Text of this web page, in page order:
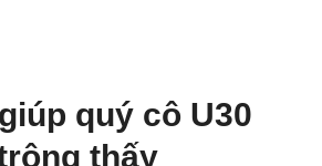
quý cô U30
thấy